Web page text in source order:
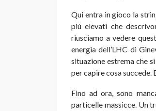
Qui entra in gioco la
più elevati che
riusciamo a vedere
energia dell’LHC di
situazione estrema che
per capire cosa
Fino ad ora, sono
particelle massicce. Un